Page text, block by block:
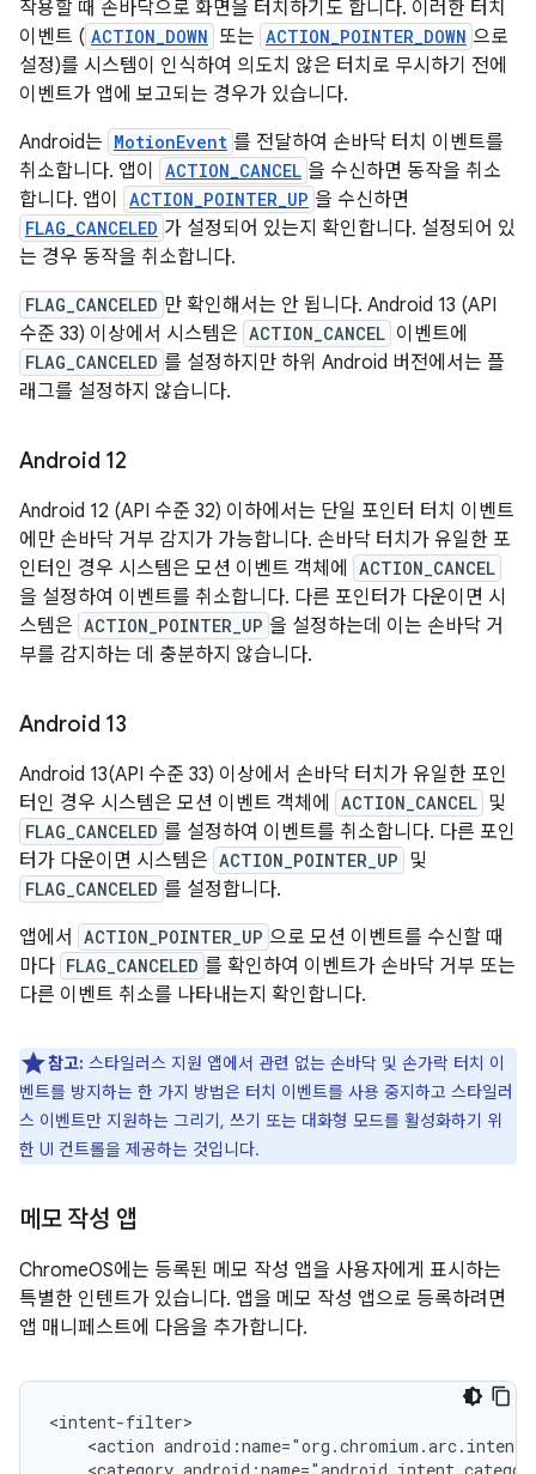
작용할 때 손바닥으로 화면을 터치하기도 합니다. 이러한 터치
이벤트 ( ACTION_DOWN 또는 ACTION_POINTER_DOWN 으로
설정)를 시스템이 인식하여 의도치 않은 터치로 무시하기 전에
이벤트가 앱에 보고되는 경우가 있습니다.
Android는 MotionEvent 를 전달하여 손바닥 터치 이벤트를
취소합니다. 앱이
ACTION_CANCEL 을 수신하면 동작을 취소
합니다. 앱이
ACTION_POINTER_UP 을 수신하면
FLAG_CANCELED 가 설정되어 있는지 확인합니다. 설정되어 있
는 경우 동작을 취소합니다.
FLAG_CANCELED 만 확인해서는 안 됩니다. Android 13 (API
수준 33) 이상에서 시스템은 ACTION_CANCEL 이벤트에
FLAG_CANCELED 를 설정하지만 하위 Android 버전에서는 플
래그를 설정하지 않습니다.
Android 12
Android 12 (API 수준 32) 이하에서는 단일 포인터 터치 이벤트
에만 손바닥 거부 감지가 가능합니다. 손바닥 터치가 유일한 포
인터인 경우 시스템은 모션 이벤트 객체에
ACTION_CANCEL
을 설정하여 이벤트를 취소합니다. 다른 포인터가 다운이면 시
스템은 ACTION_POINTER_UP 을 설정하는데 이는 손바닥 거
부를 감지하는 데 충분하지 않습니다.
Android 13
Android 13(API 수준 33) 이상에서 손바닥 터치가 유일한 포인
터인 경우 시스템은 모션 이벤트 객체에
ACTION_CANCEL 및
FLAG_CANCELED 를 설정하여 이벤트를 취소합니다. 다른 포인
터가 다운이면 시스템은 ACTION_POINTER_UP 및
FLAG_CANCELED 를 설정합니다.
앱에서
ACTION_POINTER_UP 으로 모션 이벤트를 수신할 때
마다 FLAG_CANCELED 를 확인하여 이벤트가 손바닥 거부 또는
다른 이벤트 취소를 나타내는지 확인합니다.
참고: 스타일러스 지원 앱에서 관련 없는 손바닥 및 손가락 터치 이
벤트를 방지하는 한 가지 방법은 터치 이벤트를 사용 중지하고 스타일러
스 이벤트만 지원하는 그리기, 쓰기 또는 대화형 모드를 활성화하기 위
한 UI 컨트롤을 제공하는 것입니다.
메모 작성 앱
ChromeOS에는 등록된 메모 작성 앱을 사용자에게 표시하는
특별한 인텐트가 있습니다. 앱을 메모 작성 앱으로 등록하려면
앱 매니페스트에 다음을 추가합니다.
<action